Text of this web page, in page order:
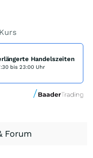
Handelszeiten
bis 23:00 Uhr
Forum